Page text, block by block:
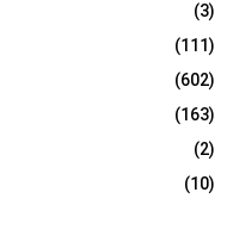
(3)
(111)
(602)
(163)
(2)
(10)